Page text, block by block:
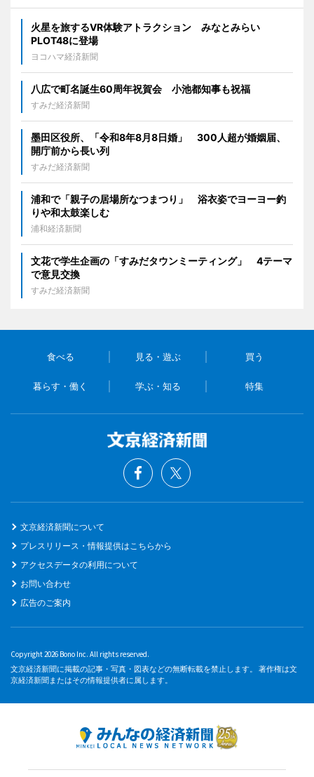
火星を旅するVR体験アトラクション みなとみらい
PLOT48に登場
ヨコハマ経済新聞
八広で町名誕生60周年祝賀会 小池都知事も祝福
すみだ経済新聞
墨田区役所、「令和8年8月8日婚」 300人超が婚姻届、
開庁前から長い列
すみだ経済新聞
浦和で「親子の居場所なつまつり」 浴衣姿でヨーヨー釣
りや和太鼓楽しむ
浦和経済新聞
文花で学生企画の「すみだタウンミーティング」 4テーマ
で意見交換
すみだ経済新聞
食べる 見る・遊ぶ 買う
暮らす・働く 学ぶ・知る 特集
文京経済新聞について
プレスリリース・情報提供はこちらから
アクセスデータの利用について
お問い合わせ
広告のご案内
Copyright 2026 Bono Inc. All rights reserved.
文京経済新聞に掲載の記事・写真・図表などの無断転載を禁止します。 著作権は文
京経済新聞またはその情報提供者に属します。